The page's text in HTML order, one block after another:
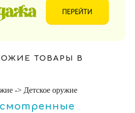
ТОВАРЫ В
-> Детское оружие